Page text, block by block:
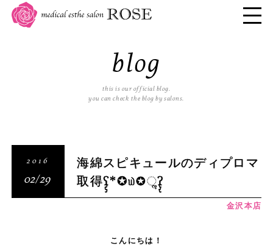
blog
this is our official blog.
you can check the blog by salons.
2016
02/29
海綿スピキュールのディプロマ
取得ʕ̡̢̡*✪௰✪ૢʔ̢̡̢
金沢本店
こんにちは！